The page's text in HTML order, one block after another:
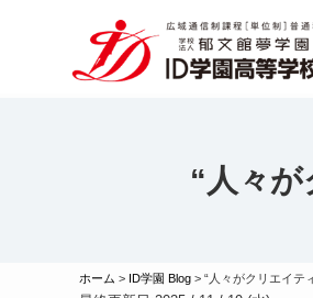
“人々
ホーム > ID学園 Blog > “人々がクリエイテ